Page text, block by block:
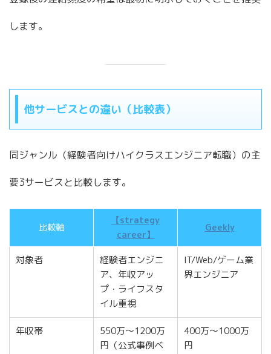
します。
他サービスとの違い（比較表）
同ジャンル（経験者向けハイクラスエンジニア転職）の主
要3サービスと比較します。
比較軸
【strategy
career】
Geekly
対象者
経験者エンジニ
ア、年収アッ
プ・ライフスタ
イル重視
IT/Web/ゲーム業
界エンジニア
年収帯
550万〜1200万
円（公式事例ベ
400万〜1000万
円